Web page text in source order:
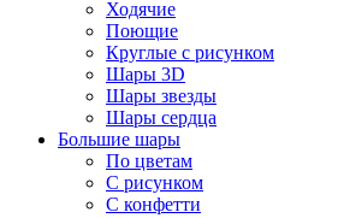
Ходячие
Поющие
Круглые с рисунком
Шары 3D
Шары звезды
Шары сердца
Большие шары
По цветам
С рисунком
С конфетти